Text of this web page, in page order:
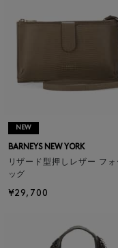
NEW
BARNEYS NEW YORK
リザード型押しレザー フ
ッグ
¥29,700